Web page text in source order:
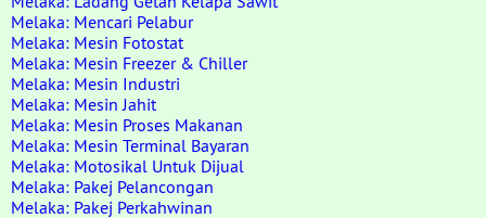
Melaka: Mencari Pelabur
Melaka: Mesin Fotostat
Melaka: Mesin Freezer & Chiller
Melaka: Mesin Industri
Melaka: Mesin Jahit
Melaka: Mesin Proses Makanan
Melaka: Mesin Terminal Bayaran
Melaka: Motosikal Untuk Dijual
Melaka: Pakej Pelancongan
Melaka: Pakej Perkahwinan